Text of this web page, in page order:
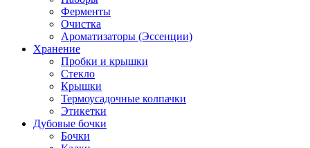
Ферменты
Очистка
Ароматизаторы (Эссенции)
Хранение
Пробки и крышки
Стекло
Крышки
Термоусадочные колпачки
Этикетки
Дубовые бочки
Бочки